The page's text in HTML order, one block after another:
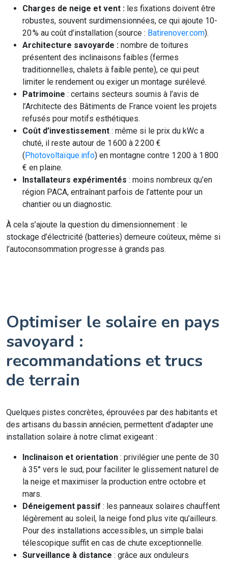
Charges de neige et vent : les fixations doivent être
robustes, souvent surdimensionnées, ce qui ajoute 10-
20 % au coût d’installation (source : Batirenover.com).
Architecture savoyarde : nombre de toitures
présentent des inclinaisons faibles (fermes
traditionnelles, chalets à faible pente), ce qui peut
limiter le rendement ou exiger un montage surélevé.
Patrimoine : certains secteurs soumis à l’avis de
l’Architecte des Bâtiments de France voient les projets
refusés pour motifs esthétiques.
Coût d’investissement : même si le prix du kWc a
chuté, il reste autour de 1 600 à 2 200 €
(Photovoltaïque.info) en montagne contre 1 200 à 1 800
€ en plaine.
Installateurs expérimentés : moins nombreux qu’en
région PACA, entraînant parfois de l’attente pour un
chantier ou un diagnostic.
À cela s’ajoute la question du dimensionnement : le
stockage d’électricité (batteries) demeure coûteux, même si
l’autoconsommation progresse à grands pas.
Optimiser le solaire en pays
savoyard :
recommandations et trucs
de terrain
Quelques pistes concrètes, éprouvées par des habitants et
des artisans du bassin annécien, permettent d’adapter une
installation solaire à notre climat exigeant :
Inclinaison et orientation : privilégier une pente de 30
à 35° vers le sud, pour faciliter le glissement naturel de
la neige et maximiser la production entre octobre et
mars.
Déneigement passif : les panneaux solaires chauffent
légèrement au soleil, la neige fond plus vite qu’ailleurs.
Pour des installations accessibles, un simple balai
télescopique suffit en cas de chute exceptionnelle.
Surveillance à distance : grâce aux onduleurs